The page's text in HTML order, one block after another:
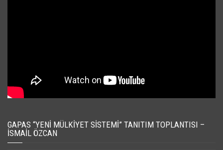
GAPAS “YENI MÜLKIYET SISTEMI” TANITIM TOPLANTISI –
İSMAIL ÖZCAN